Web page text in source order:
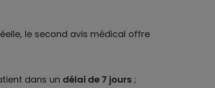
le second avis médical offre
dans un délai de 7 jours;